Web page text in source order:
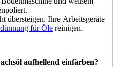
übersteigen. Ihre Arbeitsgeräte
für Öle reinigen.
aufhellend einfärben?